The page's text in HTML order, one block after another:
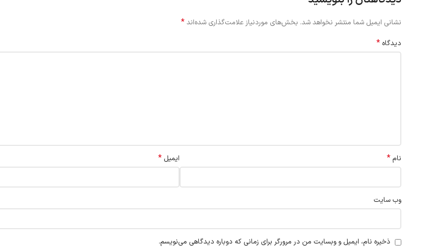
نشانی ایمیل شما منتشر نخواهد شد. بخش‌های موردنیاز علامت‌گذاری شده‌اند*
دیدگاه *
نام* ایمیل *
وب‌ سایت
ذخیره نام، ایمیل و وبسایت من در مرورگر برای زمانی که دوباره دیدگاهی می‌نویسم.